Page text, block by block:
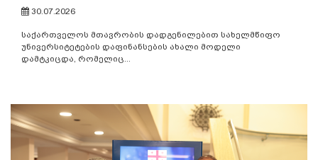
30.07.2026
საქართველოს მთავრობის დადგენილებით სახელმწიფო
უნივერსიტეტების დაფინანსების ახალი მოდელი
დამტკიცდა, რომელიც...